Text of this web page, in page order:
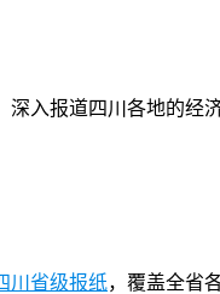
入报道四川各地的经
川省级报纸，覆盖全省